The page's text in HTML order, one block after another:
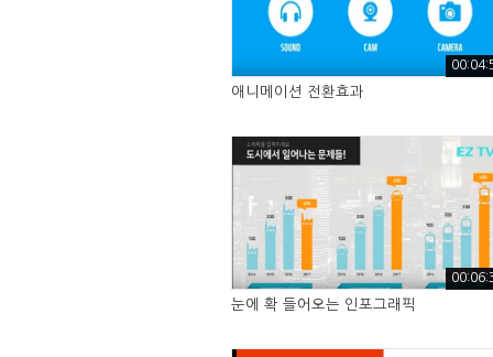
애니메이션 전환효과
눈에 확 들어오는 인포그래픽